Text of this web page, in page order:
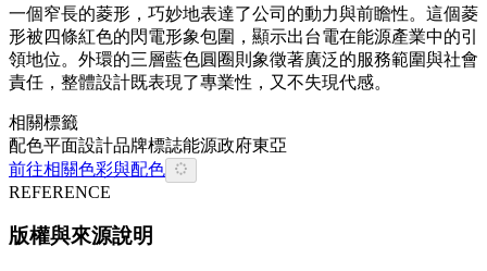
一個窄長的菱形，巧妙地表達了公司的動力與前瞻性。這個菱
形被四條紅色的閃電形象包圍，顯示出台電在能源產業中的引
領地位。外環的三層藍色圓圈則象徵著廣泛的服務範圍與社會
責任，整體設計既表現了專業性，又不失現代感。
相關標籤
配色平面設計品牌標誌能源政府東亞
前往相關色彩與配色
REFERENCE
版權與來源說明